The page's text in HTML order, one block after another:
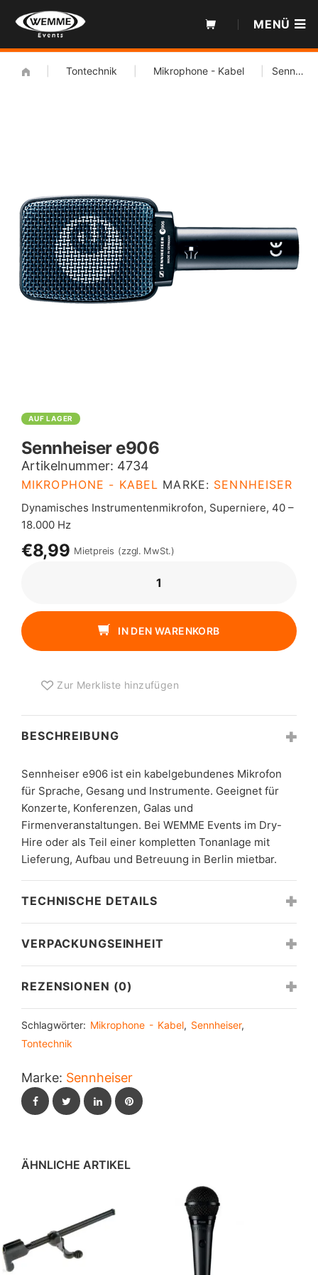
Inhalt
MENÜ
Tontechnik Mikrophone - Kabel Sennheiser e906
AUF LAGER
Sennheiser e906
Artikelnummer: 4734
MIKROPHONE - KABEL MARKE: SENNHEISER
Dynamisches Instrumentenmikrofon, Superniere, 40 –
18.000 Hz
€8,99 Mietpreis (zzgl. MwSt.)
IN DEN WARENKORB
Zur Merkliste hinzufügen
BESCHREIBUNG
Sennheiser e906 ist ein kabelgebundenes Mikrofon
für Sprache, Gesang und Instrumente. Geeignet für
Konzerte, Konferenzen, Galas und
Firmenveranstaltungen. Bei WEMME Events im Dry-
Hire oder als Teil einer kompletten Tonanlage mit
Lieferung, Aufbau und Betreuung in Berlin mietbar.
TECHNISCHE DETAILS
VERPACKUNGSEINHEIT
REZENSIONEN (0)
Schlagwörter: Mikrophone - Kabel, Sennheiser,
Tontechnik
Marke: Sennheiser
FacebookTwitterLinkedInPinterest
ÄHNLICHE ARTIKEL